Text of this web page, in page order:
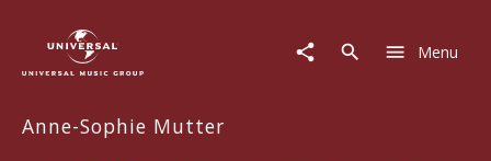
Menu
Anne-Sophie Mutter